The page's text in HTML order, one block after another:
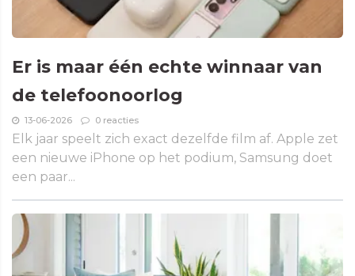
Er is maar één echte winnaar van
de telefoonoorlog
13-06-2026 0 reacties
Elk jaar speelt zich exact dezelfde film af. Apple zet
een nieuwe iPhone op het podium, Samsung doet
een paar...